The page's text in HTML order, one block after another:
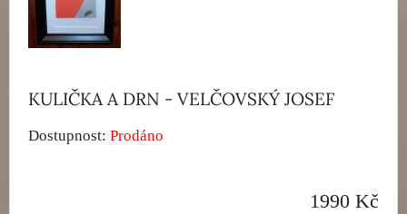
KULIČKA A DRN - VELČOVSKÝ JOSEF
Dostupnost: Prodáno
1990 Kč